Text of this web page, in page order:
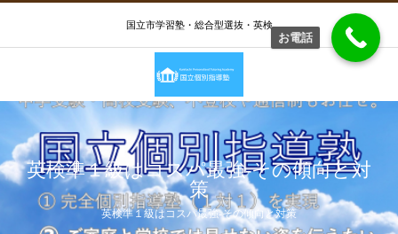
国立市学習塾・総合型選抜・英検
英検準１級はコスパ最強-その傾向と対
策
英検準１級はコスパ最強-その傾向と対策
お電話